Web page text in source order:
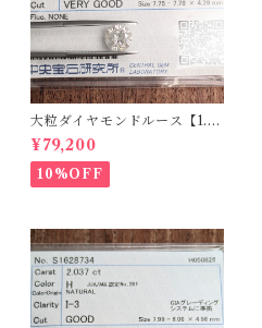
大粒ダイヤモンドルース【1.5
90ct】PRO207355
¥79,200
10%OFF